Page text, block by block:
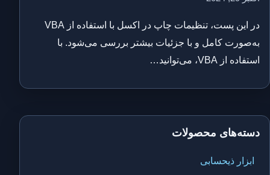
در این پست، تنظیمات چاپ در اکسل با استفاده از VBA
به‌صورت کامل و با جزئیات بیشتر بررسی می‌شود. با
استفاده از VBA، می‌توانید…
دسته‌های محصولات
ابزار ذیحسابی